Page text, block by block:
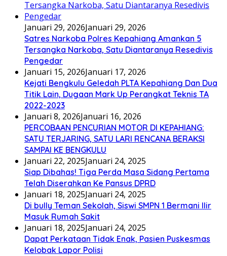
Januari 29, 2026Januari 29, 2026
Satres Narkoba Polres Kepahiang Amankan 5
Tersangka Narkoba, Satu Diantaranya Resedivis
Pengedar
Januari 15, 2026Januari 17, 2026
Kejati Bengkulu Geledah PLTA Kepahiang Dan Dua
Titik Lain, Dugaan Mark Up Perangkat Teknis TA
2022-2023
Januari 8, 2026Januari 16, 2026
PERCOBAAN PENCURIAN MOTOR DI KEPAHIANG:
SATU TERJARING, SATU LARI RENCANA BERAKSI
SAMPAI KE BENGKULU
Januari 22, 2025Januari 24, 2025
Siap Dibahas! Tiga Perda Masa Sidang Pertama
Telah Diserahkan Ke Pansus DPRD
Januari 18, 2025Januari 24, 2025
Di bully Teman Sekolah, Siswi SMPN 1 Bermani Ilir
Masuk Rumah Sakit
Januari 18, 2025Januari 24, 2025
Dapat Perkataan Tidak Enak, Pasien Puskesmas
Kelobak Lapor Polisi